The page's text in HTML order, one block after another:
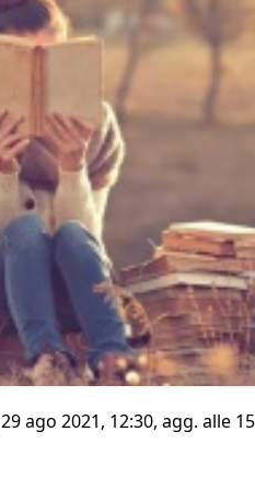
29 ago 2021, 12:30, agg. alle